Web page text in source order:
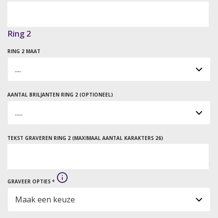
Ring 2
RING 2 MAAT
AANTAL BRILJANTEN RING 2 (OPTIONEEL)
TEKST GRAVEREN RING 2 (MAXIMAAL AANTAL KARAKTERS 26)
GRAVEER OPTIES *